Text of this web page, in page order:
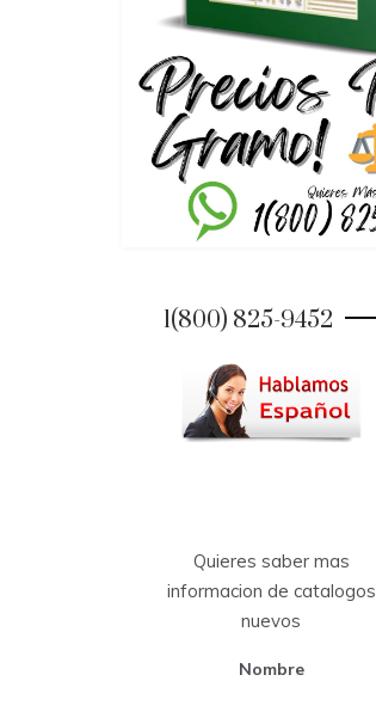
1(800) 825-9452
Quieres saber mas
informacion de catalogos
nuevos
Nombre